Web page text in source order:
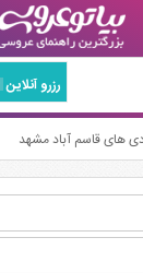
رزرو آنلاین
های قاسم آباد مشهد